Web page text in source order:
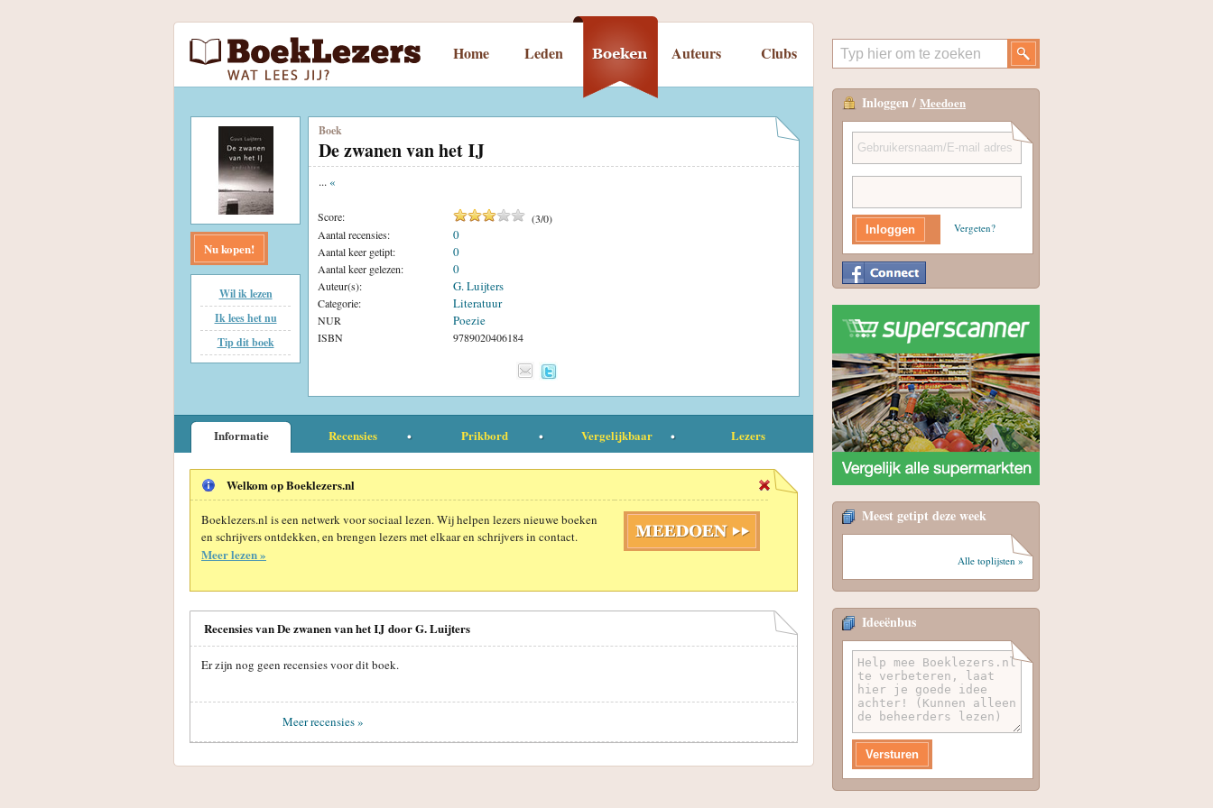
Home Leden Auteurs Clubs
Nu kopen!
Wil ik lezen
Ik lees het nu
Tip dit boek
Boek
De zwanen van het IJ
... «
Score: (3/0)
Aantal recensies:
0
Aantal keer getipt: 0
Aantal keer gelezen: 0
Auteur(s): G. Luijters
Categorie: Literatuur
NUR Poezie
ISBN 9789020406184
Informatie Recensies Prikbord Vergelijkbaar Lezers
Welkom op Boeklezers.nl
Boeklezers.nl is een netwerk voor sociaal lezen. Wij helpen lezers nieuwe boeken
en schrijvers ontdekken, en brengen lezers met elkaar en schrijvers in contact.
Meer lezen »
Recensies van De zwanen van het IJ door G. Luijters
Er zijn nog geen recensies voor dit boek.
Meer recensies »
Inloggen / Meedoen
Vergeten?
Meest getipt deze week
Alle toplijsten »
Ideeënbus